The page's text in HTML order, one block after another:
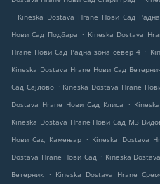
. Kineska Dostava Hrane Нови Сад
Нови Сад Подбара . Kineska Dostava
Hrane Нови Сад Радна зона север 4 .
Kineska Dostava Hrane Нови Сад
Сад Сајлово . Kineska Dostava Hrane
Dostava Hrane Нови Сад Клиса
.
Kineska Dostava Hrane Нови Сад МЗ
Нови Сад Камењар . Kineska Dostava
Dostava Hrane Нови Сад . Kineska
Ветерник
. Kineska Dostava Hrane